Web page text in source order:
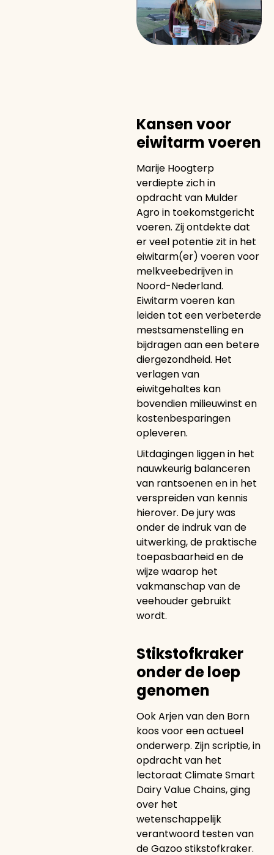
Kansen voor
eiwitarm voeren
Marije Hoogterp
verdiepte zich in
opdracht van Mulder
Agro in toekomstgericht
voeren. Zij ontdekte dat
er veel potentie zit in het
eiwitarm(er) voeren voor
melkveebedrijven in
Noord-Nederland.
Eiwitarm voeren kan
leiden tot een verbeterde
mestsamenstelling en
bijdragen aan een betere
diergezondheid. Het
verlagen van
eiwitgehaltes kan
bovendien milieuwinst en
kostenbesparingen
opleveren.
Uitdagingen liggen in het
nauwkeurig balanceren
van rantsoenen en in het
verspreiden van kennis
hierover. De jury was
onder de indruk van de
uitwerking, de praktische
toepasbaarheid en de
wijze waarop het
vakmanschap van de
veehouder gebruikt
wordt.
Stikstofkraker
onder de loep
genomen
Ook Arjen van den Born
koos voor een actueel
onderwerp. Zijn scriptie, in
opdracht van het
lectoraat Climate Smart
Dairy Value Chains, ging
over het
wetenschappelijk
verantwoord testen van
de Gazoo stikstofkraker.